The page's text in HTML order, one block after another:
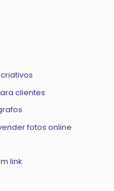
clientes
fotos online
link